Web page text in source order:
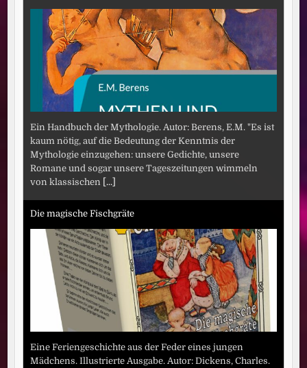
Ein Handbuch der Mythologie. Autor: Berens, E.M. "Es ist
kaum nötig, auf die Bedeutung der Kenntnis der
Mythologie einzugehen: unsere Gedichte, unsere
Romane und sogar unsere Tageszeitungen wimmeln
von klassischen [...]
Die magische Fischgräte
Eine Feriengeschichte aus der Feder eines jungen
Mädchens. Illustrierte Ausgabe. Autor: Dickens, Charles.